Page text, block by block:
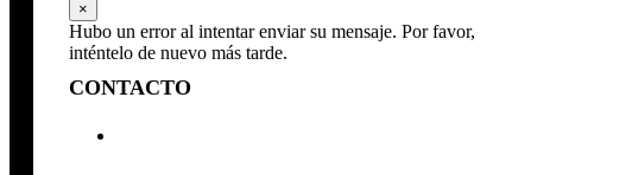
×
Hubo un error al intentar enviar su mensaje. Por favor,
inténtelo de nuevo más tarde.
CONTACTO